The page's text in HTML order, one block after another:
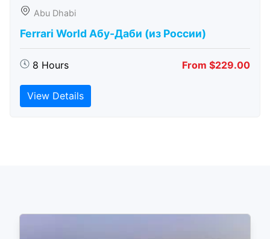
Abu Dhabi
Ferrari World Абу-Даби (из России)
8 Hours From $229.00
View Details